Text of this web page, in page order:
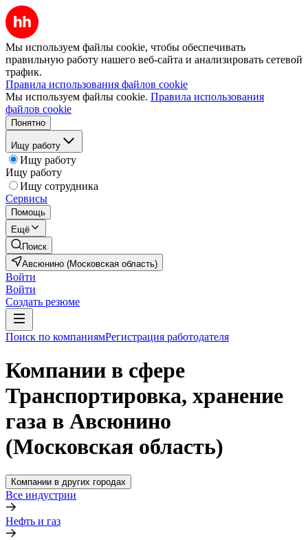
Мы используем файлы cookie, чтобы обеспечивать
правильную работу нашего веб-сайта и анализировать сетевой
трафик.
Правила использования файлов cookie
Мы используем файлы cookie. Правила использования
файлов cookie
Понятно
Ищу работу
Ищу работу
Ищу работу
Ищу сотрудника
Сервисы
Помощь
Ещё
Поиск
Авсюнино (Московская область)
Войти
Войти
Создать резюме
Поиск по компаниямРегистрация работодателя
Компании в сфере
Транспортировка, хранение
газа в Авсюнино
(Московская область)
Компании в других городах
Все индустрии
Нефть и газ